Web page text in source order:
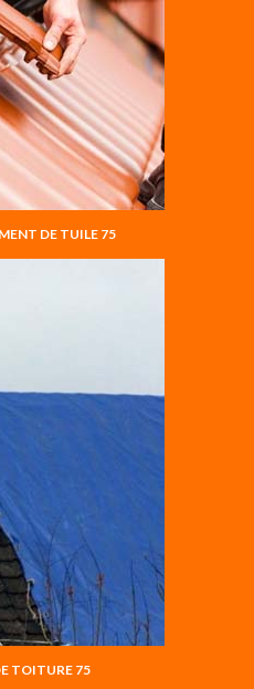
DE TUILE 75
TOITURE 75